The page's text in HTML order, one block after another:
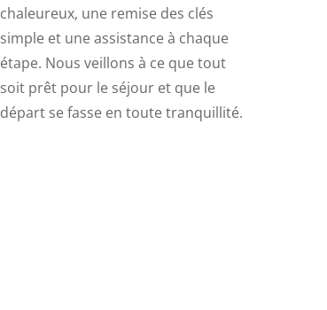
chaleureux, une remise des clés
simple et une assistance à chaque
étape. Nous veillons à ce que tout
soit prêt pour le séjour et que le
départ se fasse en toute tranquillité.